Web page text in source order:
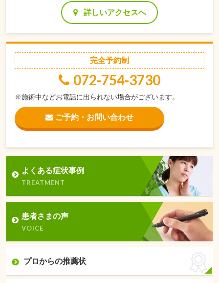
詳しいアクセスへ
完全予約制
072-754-3730
※施術中などお電話に出られない場合がございます。
ご予約・お問い合わせ
よくある症状事例
TREATMENT
患者さまの声
VOICE
プロからの推薦状